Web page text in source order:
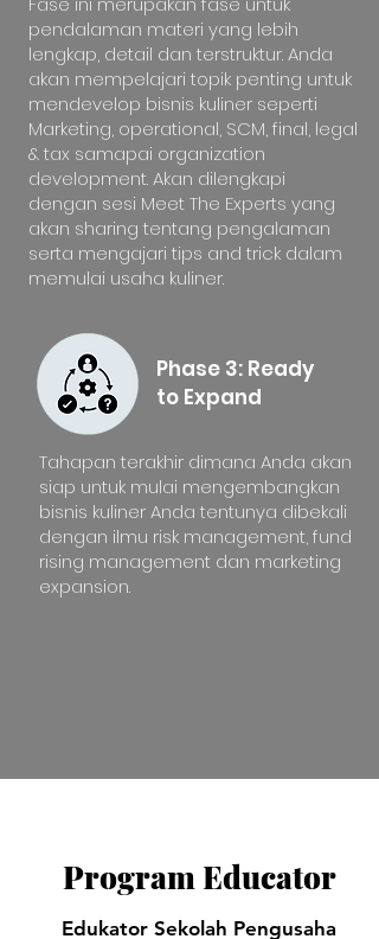
pendalaman materi yang lebih
lengkap, detail dan terstruktur. Anda
akan mempelajari topik penting untuk
mendevelop bisnis kuliner seperti
Marketing, operational, SCM, final, legal
& tax samapai organization
development. Akan dilengkapi
dengan sesi Meet The Experts yang
akan sharing tentang pengalaman
serta mengajari tips and trick dalam
memulai usaha kuliner.
Phase 3: Ready
to Expand
Tahapan terakhir dimana Anda akan
siap untuk mulai mengembangkan
bisnis kuliner Anda tentunya dibekali
dengan ilmu risk management, fund
rising management dan marketing
expansion.
Program Educator
Edukator Sekolah Pengusaha